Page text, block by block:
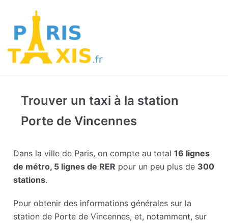
Trouver un taxi à la station
Porte de Vincennes
Dans la ville de Paris, on compte au total16 lignes
de métro, 5 lignes de RER pour un peu plus de 300
stations.
Pour obtenir des informations générales sur la
station de Porte de Vincennes, et, notamment, sur